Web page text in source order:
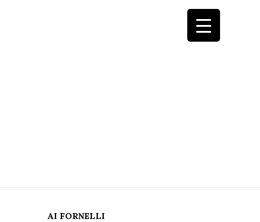
AI FORNELLI